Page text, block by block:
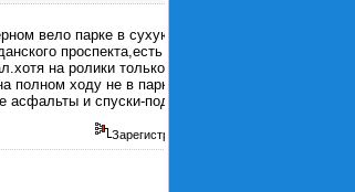
вело парке в сухую и
проспекта,есть
на ролики только встал
полном ходу не в парке.а
асфальты и спуски-подъемы.
Зарегистрирован